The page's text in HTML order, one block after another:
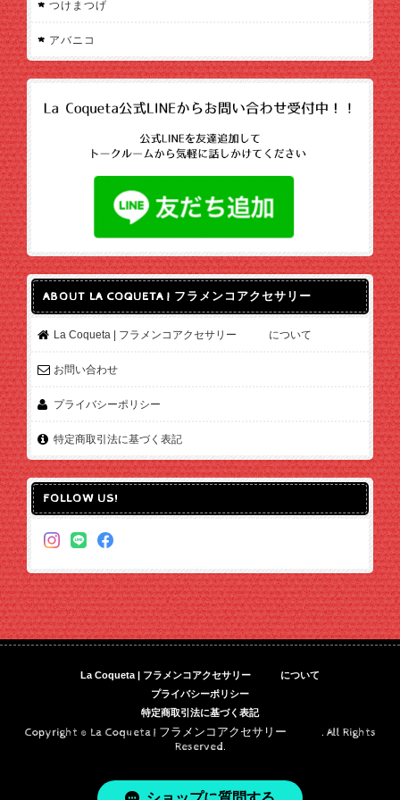
つけまつげ
アバニコ
ABOUT LA COQUETA | フラメンコアクセサリー
La Coqueta | フラメンコアクセサリー について
お問い合わせ
プライバシーポリシー
特定商取引法に基づく表記
FOLLOW US!
La Coqueta | フラメンコアクセサリー について
プライバシーポリシー
特定商取引法に基づく表記
Copyright © La Coqueta | フラメンコアクセサリー . All Rights
Reserved.